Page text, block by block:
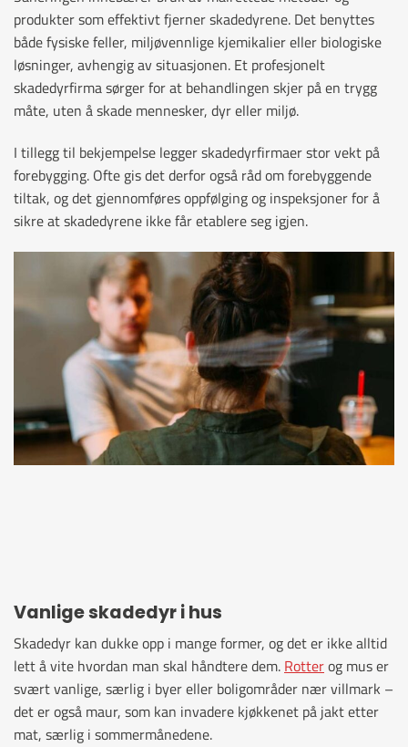
produkter som effektivt fjerner skadedyrene. Det benyttes
både fysiske feller, miljøvennlige kjemikalier eller biologiske
løsninger, avhengig av situasjonen. Et profesjonelt
skadedyrfirma sørger for at behandlingen skjer på en trygg
måte, uten å skade mennesker, dyr eller miljø.
I tillegg til bekjempelse legger skadedyrfirmaer stor vekt på
forebygging. Ofte gis det derfor også råd om forebyggende
tiltak, og det gjennomføres oppfølging og inspeksjoner for å
sikre at skadedyrene ikke får etablere seg igjen.
Vanlige skadedyr i hus
Skadedyr kan dukke opp i mange former, og det er ikke alltid
lett å vite hvordan man skal håndtere dem. Rotterog mus er
svært vanlige, særlig i byer eller boligområder nær villmark –
det er også maur, som kan invadere kjøkkenet på jakt etter
mat, særlig i sommermånedene.